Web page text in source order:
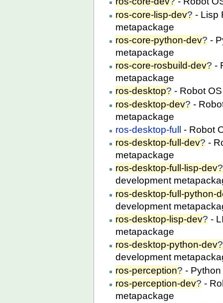
ros-core-lisp-dev? - Lisp
metapackage
ros-core-python-dev? -
metapackage
ros-core-rosbuild-dev? -
metapackage
ros-desktop? - Robot
ros-desktop-dev? -
metapackage
ros-desktop-full
- Robot
ros-desktop-full-dev? -
metapackage
ros-desktop-full-lisp-dev?
development
ros-desktop-full-python-
development
ros-desktop-lisp-dev? -
metapackage
ros-desktop-python-dev?
development
ros-perception? -
ros-perception-dev? -
metapackage